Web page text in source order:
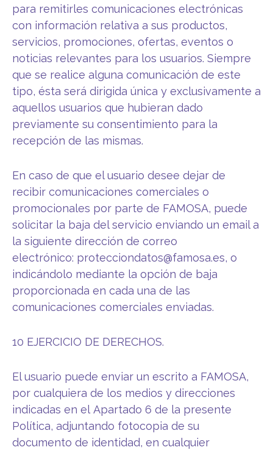
para remitirles comunicaciones electrónicas
con información relativa a sus productos,
servicios, promociones, ofertas, eventos o
noticias relevantes para los usuarios. Siempre
que se realice alguna comunicación de este
tipo, ésta será dirigida única y exclusivamente a
aquellos usuarios que hubieran dado
previamente su consentimiento para la
recepción de las mismas.
En caso de que el usuario desee dejar de
recibir comunicaciones comerciales o
promocionales por parte de FAMOSA, puede
solicitar la baja del servicio enviando un email a
la siguiente dirección de correo
electrónico: protecciondatos@famosa.es, o
indicándolo mediante la opción de baja
proporcionada en cada una de las
comunicaciones comerciales enviadas.
10 EJERCICIO DE DERECHOS.
El usuario puede enviar un escrito a FAMOSA,
por cualquiera de los medios y direcciones
indicadas en el Apartado 6 de la presente
Política, adjuntando fotocopia de su
documento de identidad, en cualquier